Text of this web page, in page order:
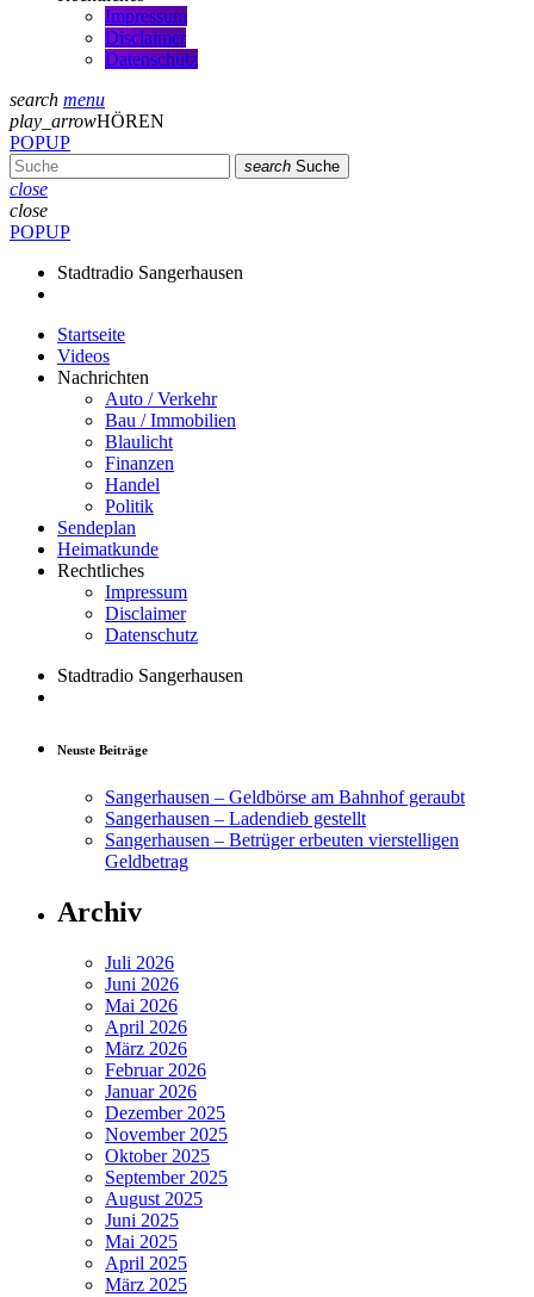
Impressum
Disclaimer
Datenschutz
search menu
play_arrowHÖREN
POPUP
search Suche
close
close
POPUP
Stadtradio Sangerhausen
Startseite
Videos
Nachrichten
Auto / Verkehr
Bau / Immobilien
Blaulicht
Finanzen
Handel
Politik
Sendeplan
Heimatkunde
Rechtliches
Impressum
Disclaimer
Datenschutz
Stadtradio Sangerhausen
Neuste Beiträge
Sangerhausen – Geldbörse am Bahnhof geraubt
Sangerhausen – Ladendieb gestellt
Sangerhausen – Betrüger erbeuten vierstelligen
Geldbetrag
Archiv
Juli 2026
Juni 2026
Mai 2026
April 2026
März 2026
Februar 2026
Januar 2026
Dezember 2025
November 2025
Oktober 2025
September 2025
August 2025
Juni 2025
Mai 2025
April 2025
März 2025